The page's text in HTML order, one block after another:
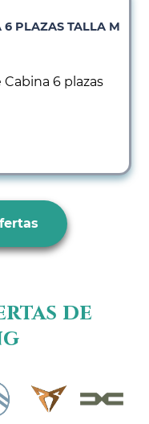
PLAZAS TALLA M
de